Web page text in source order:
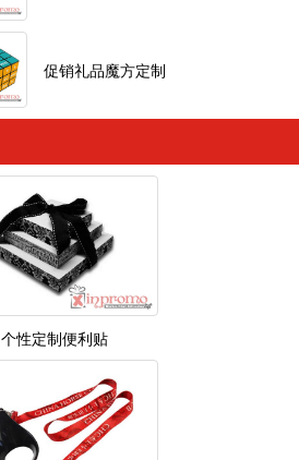
促销礼品魔方定制
个性定制便利贴